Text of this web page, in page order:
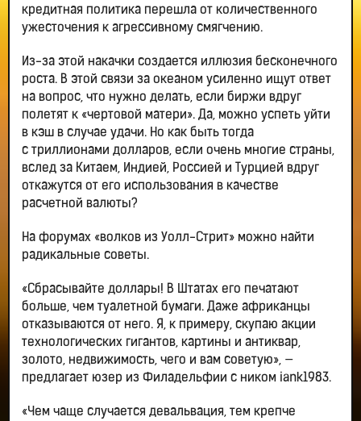
кредитная политика перешла от количественного
ужесточения к агрессивному смягчению.
Из-за этой накачки создается иллюзия бесконечного
роста. В этой связи за океаном усиленно ищут ответ
на вопрос, что нужно делать, если биржи вдруг
полетят к «чертовой матери». Да, можно успеть уйти
в кэш в случае удачи. Но как быть тогда
с триллионами долларов, если очень многие страны,
вслед за Китаем, Индией, Россией и Турцией вдруг
откажутся от его использования в качестве
расчетной валюты?
На форумах «волков из Уолл-Стрит» можно найти
радикальные советы.
«Сбрасывайте доллары! В Штатах его печатают
больше, чем туалетной бумаги. Даже африканцы
отказываются от него. Я, к примеру, скупаю акции
технологических гигантов, картины и антиквар,
золото, недвижимость, чего и вам советую», —
предлагает юзер из Филадельфии с ником iank1983.
«Чем чаще случается девальвация, тем крепче